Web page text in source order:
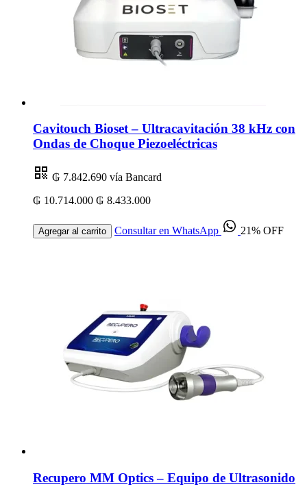
Cavitouch Bioset – Ultracavitación 38 kHz con
Ondas de Choque Piezoeléctricas
₲ 7.842.690 vía Bancard
₲ 10.714.000 ₲ 8.433.000
Agregar al carrito Consultar en WhatsApp 21% OFF
Recupero MM Optics – Equipo de Ultrasonido